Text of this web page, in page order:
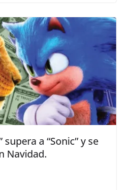
supera a “Sonic” y se
Navidad.